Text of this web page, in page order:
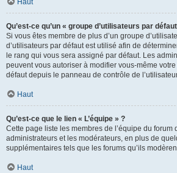
Haut
Qu’est-ce qu’un « groupe d’utilisateurs par
Si vous êtes membre de plus d’un groupe
d’utilisateurs par défaut est utilisé afin de
le rang qui vous sera assigné par défaut. Les
peuvent vous autoriser à modifier vous-même
défaut depuis le panneau de contrôle de
Haut
Qu’est-ce que le lien « L’équipe » ?
Cette page liste les membres de l’équipe du forum
administrateurs et les modérateurs, en plus de
supplémentaires tels que les forums qu’ils
Haut